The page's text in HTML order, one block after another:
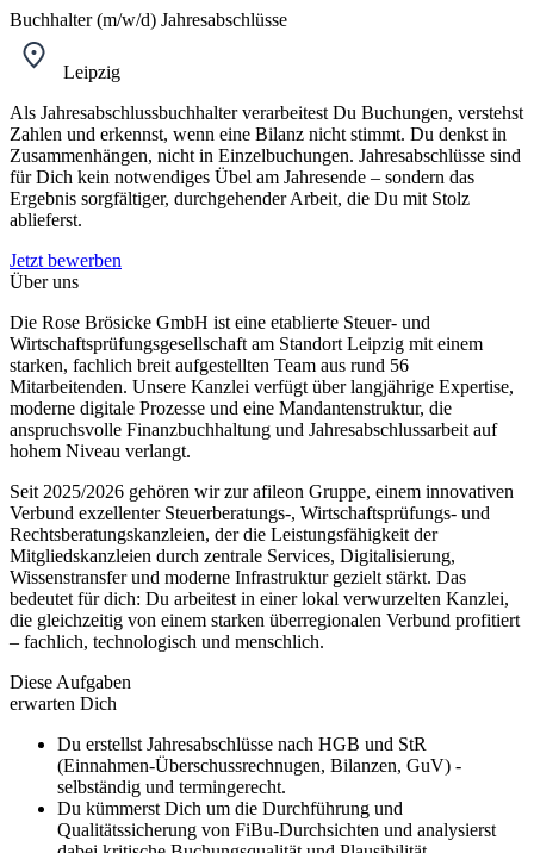
Buchhalter (m/w/d) Jahresabschlüsse
Leipzig
Als Jahresabschlussbuchhalter verarbeitest Du Buchungen, verstehst
Zahlen und erkennst, wenn eine Bilanz nicht stimmt. Du denkst in
Zusammenhängen, nicht in Einzelbuchungen. Jahresabschlüsse sind
für Dich kein notwendiges Übel am Jahresende – sondern das
Ergebnis sorgfältiger, durchgehender Arbeit, die Du mit Stolz
ablieferst.
Jetzt bewerben
Über uns
Die Rose Brösicke GmbH ist eine etablierte Steuer- und
Wirtschaftsprüfungsgesellschaft am Standort Leipzig mit einem
starken, fachlich breit aufgestellten Team aus rund 56
Mitarbeitenden. Unsere Kanzlei verfügt über langjährige Expertise,
moderne digitale Prozesse und eine Mandantenstruktur, die
anspruchsvolle Finanzbuchhaltung und Jahresabschlussarbeit auf
hohem Niveau verlangt.
Seit 2025/2026 gehören wir zur afileon Gruppe, einem innovativen
Verbund exzellenter Steuerberatungs-, Wirtschaftsprüfungs- und
Rechtsberatungskanzleien, der die Leistungsfähigkeit der
Mitgliedskanzleien durch zentrale Services, Digitalisierung,
Wissenstransfer und moderne Infrastruktur gezielt stärkt. Das
bedeutet für dich: Du arbeitest in einer lokal verwurzelten Kanzlei,
die gleichzeitig von einem starken überregionalen Verbund profitiert
– fachlich, technologisch und menschlich.
Diese Aufgaben
erwarten Dich
Du erstellst Jahresabschlüsse nach HGB und StR
(Einnahmen-Überschussrechnugen, Bilanzen, GuV) -
selbständig und termingerecht.
Du kümmerst Dich um die Durchführung und
Qualitätssicherung von FiBu-Durchsichten und analysierst